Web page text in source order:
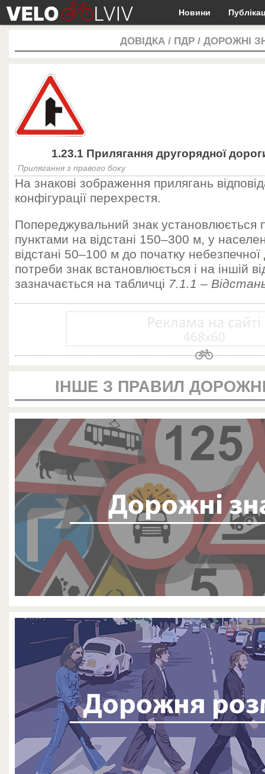
Новини
ДОВІДКА / ПДР / ДОРОЖНІ
1.23.1 Прилягання другорядної
Прилягання з правого боку
На знакові зображення прилягань
конфігурації перехрестя.
Попереджувальний знак установлюється
пунктами на відстані 150–300 м, у
відстані 50–100 м до початку небезпечної
потреби знак встановлюється і на іншій
зазначається на табличці 7.1.1 –
ІНШЕ З ПРАВИЛ